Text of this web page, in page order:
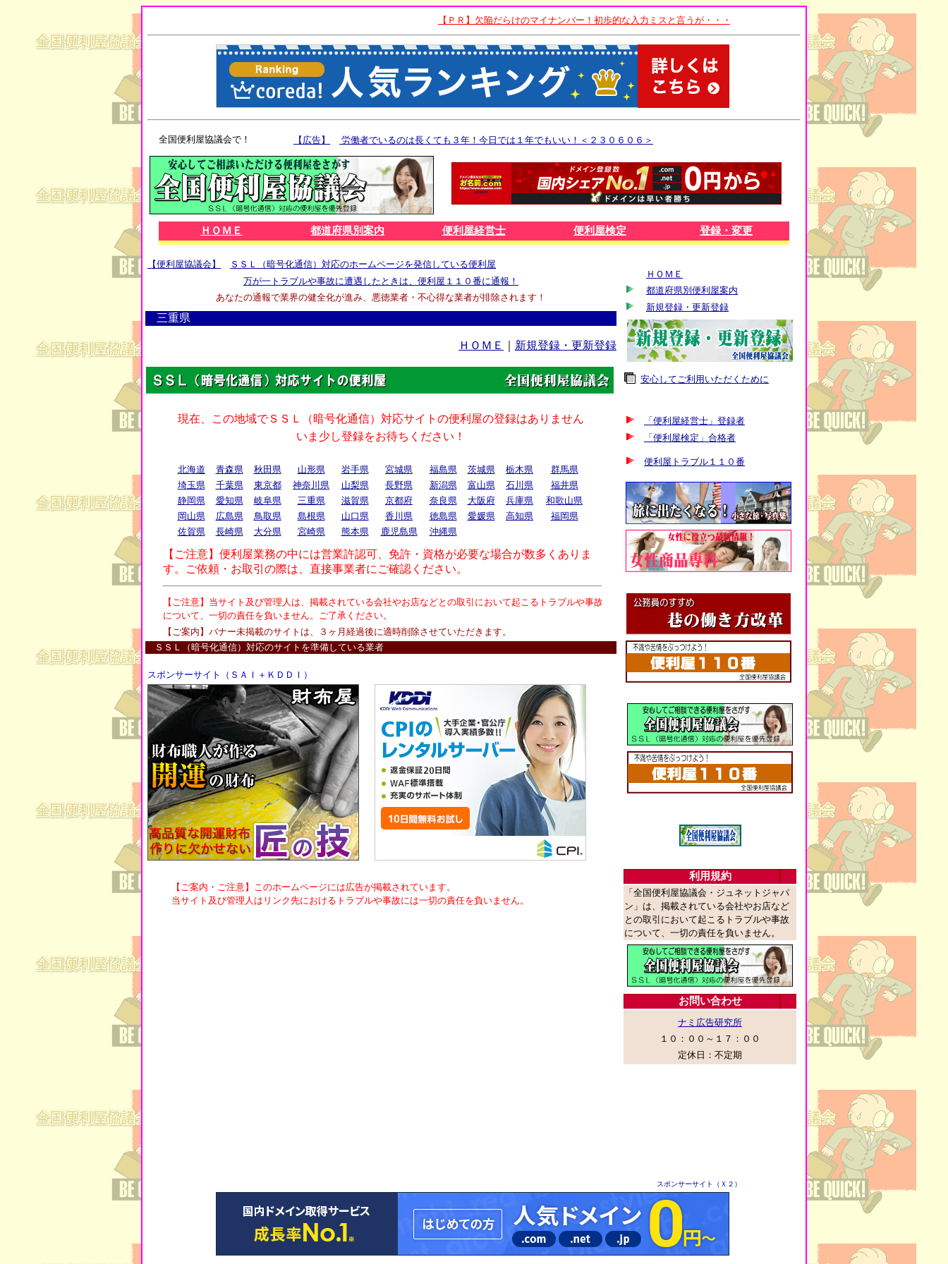
全国便利屋協議会で！
三重県
ＨＯＭＥ 新規登録・更新登録
北海道 青森県 秋田県 山形県 岩手県 宮城県 福島県 茨城県 栃木県
群馬県
埼玉県
千葉県 東京都 神奈川県 山梨県 長野県 新潟県 富山県 石川県
福井県
静岡県
愛知県 岐阜県 三重県 滋賀県 京都府 奈良県 大阪府 兵庫県
和歌山県
岡山県
広島県 鳥取県 島根県 山口県 香川県 徳島県 愛媛県 高知県
福岡県
佐賀県
長崎県 大分県 宮崎県 熊本県 鹿児島県 沖縄県
ＳＳＬ（暗号化通信）対応のサイトを準備している業者
スポンサーサイト（ＳＡＩ＋ＫＤＤＩ）
スポンサーサイト（Ｘ２）